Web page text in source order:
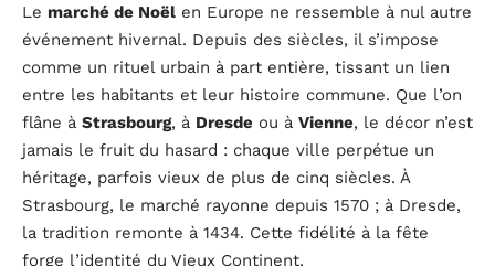
Le marché de Noël en Europe ne ressemble à nul autre
événement hivernal. Depuis des siècles, il s’impose
comme un rituel urbain à part entière, tissant un lien
entre les habitants et leur histoire commune. Que l’on
flâne à Strasbourg, à Dresde ou à Vienne, le décor n’est
jamais le fruit du hasard : chaque ville perpétue un
héritage, parfois vieux de plus de cinq siècles. À
Strasbourg, le marché rayonne depuis 1570 ; à Dresde,
la tradition remonte à 1434. Cette fidélité à la fête
forge l’identité du Vieux Continent.